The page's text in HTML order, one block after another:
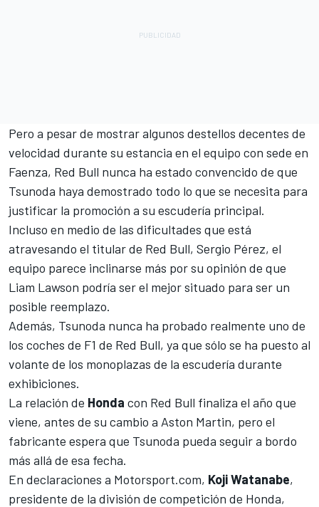
Pero a pesar de mostrar algunos destellos decentes de
velocidad durante su estancia en el equipo con sede en
Faenza, Red Bull nunca ha estado convencido de que
Tsunoda haya demostrado todo lo que se necesita para
justificar la promoción a su escudería principal.
Incluso en medio de las dificultades que está
atravesando el titular de Red Bull, Sergio Pérez, el
equipo parece inclinarse más por su opinión de que
Liam Lawson podría ser el mejor situado para ser un
posible reemplazo.
Además, Tsunoda nunca ha probado realmente uno de
los coches de F1 de Red Bull, ya que sólo se ha puesto al
volante de los monoplazas de la escudería durante
exhibiciones.
La relación de Honda con Red Bull finaliza el año que
viene, antes de su cambio a Aston Martin, pero el
fabricante espera que Tsunoda pueda seguir a bordo
más allá de esa fecha.
En declaraciones a Motorsport.com, Koji Watanabe,
presidente de la división de competición de Honda,